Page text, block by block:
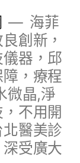
海菲
創新，
器，邱
，療程
微晶,淨
不用開
醫美診
受廣大